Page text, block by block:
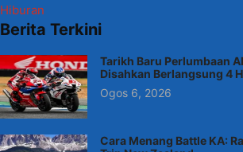
Hiburan
Berita Terkini
Tarikh Baru Perlumbaan
Disahkan Berlangsung 4
Ogos 6, 2026
Cara Menang Battle KA: